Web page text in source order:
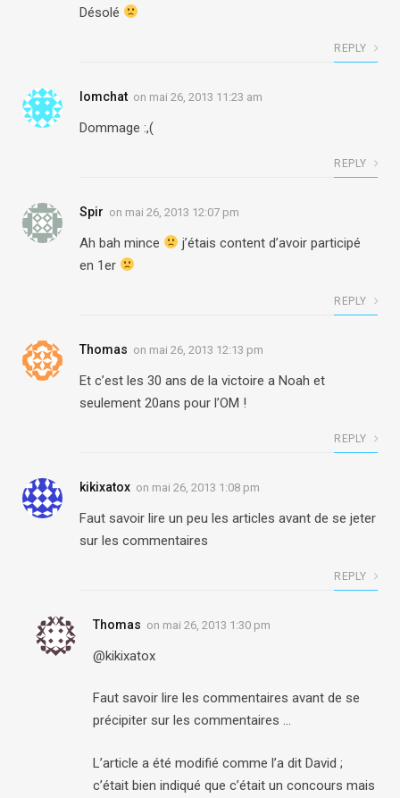
Désolé
REPLY
lomchat on mai 26, 2013 11:23 am
Dommage :,(
REPLY
Spir on mai 26, 2013 12:07 pm
Ah bah mince
j’étais content d’avoir participé
en 1er
REPLY
Thomas on mai 26, 2013 12:13 pm
Et c’est les 30 ans de la victoire a Noah et
seulement 20ans pour l’OM !
REPLY
kikixatox on mai 26, 2013 1:08 pm
Faut savoir lire un peu les articles avant de se jeter
sur les commentaires
REPLY
Thomas on mai 26, 2013 1:30 pm
@kikixatox
Faut savoir lire les commentaires avant de se
précipiter sur les commentaires …
L’article a été modifié comme l’a dit David ;
c’était bien indiqué que c’était un concours mais